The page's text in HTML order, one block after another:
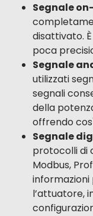
Segnale
disattivato.
poca
Segnale
utilizzati
segnali
della
offrendo
Segnale
protocolli di
Modbus,
l’attuatore,